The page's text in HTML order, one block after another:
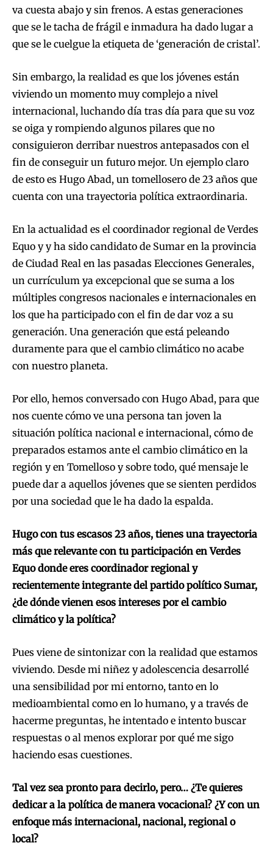
va cuesta abajo y sin frenos. A estas generaciones
que se le tacha de frágil e inmadura ha dado lugar a
que se le cuelgue la etiqueta de ‘generación de cristal’.
Sin embargo, la realidad es que los jóvenes están
viviendo un momento muy complejo a nivel
internacional, luchando día tras día para que su voz
se oiga y rompiendo algunos pilares que no
consiguieron derribar nuestros antepasados con el
fin de conseguir un futuro mejor. Un ejemplo claro
de esto es Hugo Abad, un tomellosero de 23 años que
cuenta con una trayectoria política extraordinaria.
En la actualidad es el coordinador regional de Verdes
Equo y y ha sido candidato de Sumar en la provincia
de Ciudad Real en las pasadas Elecciones Generales,
un currículum ya excepcional que se suma a los
múltiples congresos nacionales e internacionales en
los que ha participado con el fin de dar voz a su
generación. Una generación que está peleando
duramente para que el cambio climático no acabe
con nuestro planeta.
Por ello, hemos conversado con Hugo Abad, para que
nos cuente cómo ve una persona tan joven la
situación política nacional e internacional, cómo de
preparados estamos ante el cambio climático en la
región y en Tomelloso y sobre todo, qué mensaje le
puede dar a aquellos jóvenes que se sienten perdidos
por una sociedad que le ha dado la espalda.
Hugo con tus escasos 23 años, tienes una trayectoria
más que relevante con tu participación en Verdes
Equo donde eres coordinador regional y
recientemente integrante del partido político Sumar,
¿de dónde vienen esos intereses por el cambio
climático y la política?
Pues viene de sintonizar con la realidad que estamos
viviendo. Desde mi niñez y adolescencia desarrollé
una sensibilidad por mi entorno, tanto en lo
medioambiental como en lo humano, y a través de
hacerme preguntas, he intentado e intento buscar
respuestas o al menos explorar por qué me sigo
haciendo esas cuestiones.
Tal vez sea pronto para decirlo, pero… ¿Te quieres
dedicar a la política de manera vocacional? ¿Y con un
enfoque más internacional, nacional, regional o
local?